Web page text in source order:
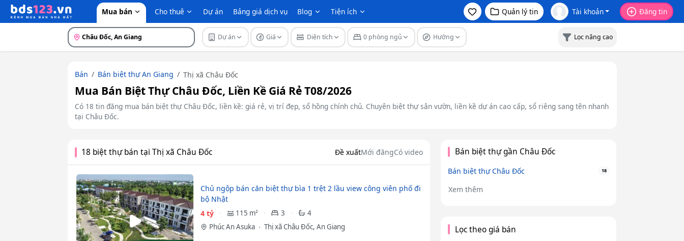
Mua bán Cho thuê Dự án Bảng giá dịch vụ Blog Tiện ích Quản lý tin Tài khoản Đăng tin
Châu Đốc, An Giang Dự án Giá Diện tích 0 phòng ngủ Hướng Lọc nâng cao
Bán Bán biệt thự An Giang Thị xã Châu Đốc
Mua Bán Biệt Thự Châu Đốc, Liền Kề Giá Rẻ T08/2026
Có 18 tin đăng mua bán biệt thự Châu Đốc, liền kề: giá rẻ, vị trí đẹp, sổ hồng chính chủ. Chuyên biệt thự sân vườn, liền kề dự án cao cấp, sổ riêng sang tên nhanh
tại Châu Đốc.
18 biệt thự bán tại Thị xã Châu Đốc Đề xuấtMới đăngCó video
Chủ ngộp bán căn biệt thự bìa 1 trệt 2 lầu view công viên phố đi
bộ Nhật
4 tỷ
115 m² 3
4
Phúc An Asuka
Thị xã Châu Đốc, An Giang
Bán biệt thự gần Châu Đốc
Bán biệt thự Châu Đốc 18
Xem thêm
Lọc theo giá bán